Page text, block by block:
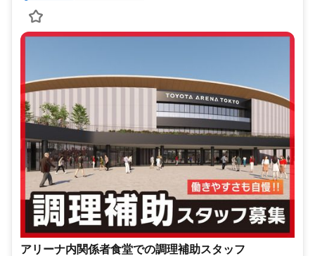
アリーナ内関係者食堂での調理補助スタッフ